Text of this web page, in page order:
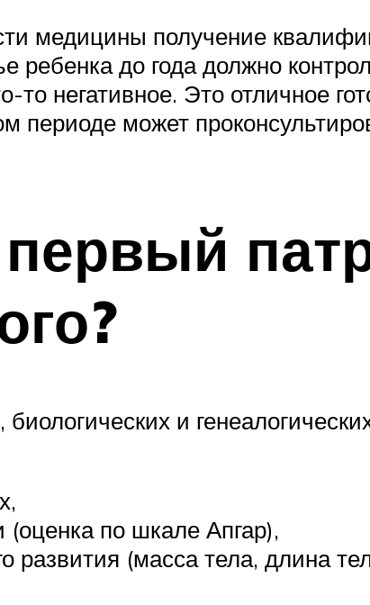
медицины получение
ребенка до года должно
то негативное. Это отличное
может
и
по шкале Апгар),
(масса тела, длина